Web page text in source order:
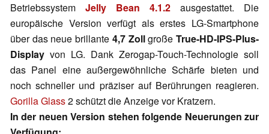
Betriebssystem Jelly Bean 4.1.2 ausgestattet. Die
europäische Version verfügt als erstes LG-Smartphone
über das neue brillante 4,7 ZollgroßeTrue-HD-IPS-Plus-
Display von LG. Dank Zerogap-Touch-Technologie soll
das Panel eine außergewöhnliche Schärfe bieten und
noch schneller und präziser auf Berührungen reagieren.
Gorilla Glass2 schützt die Anzeige vor Kratzern.
In der neuen Version stehen folgende Neuerungen zur